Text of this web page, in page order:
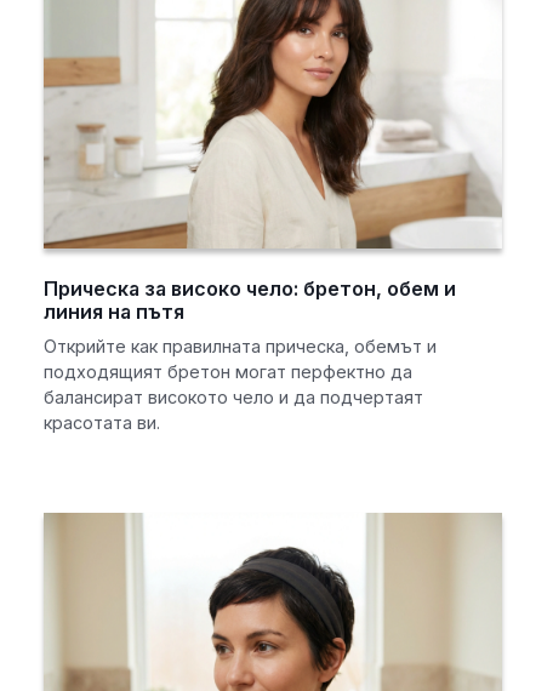
Прическа за високо чело: бретон, обем и
линия на пътя
Открийте как правилната прическа, обемът и
подходящият бретон могат перфектно да
балансират високото чело и да подчертаят
красотата ви.